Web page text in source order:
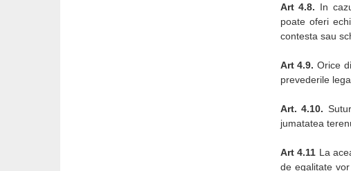
Art 4.8. In
poate oferi
contesta sau
Art 4.9.Orice
prevederile
Art. 4.10.
jumatatea
Art 4.11 La
de egalitate